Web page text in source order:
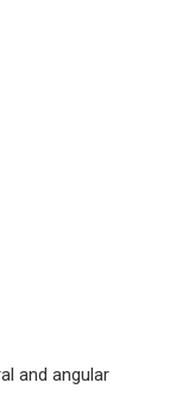
and angular